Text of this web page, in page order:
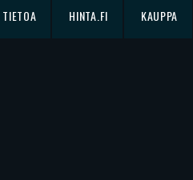
TIETOA HINTA.FI KAUPPA